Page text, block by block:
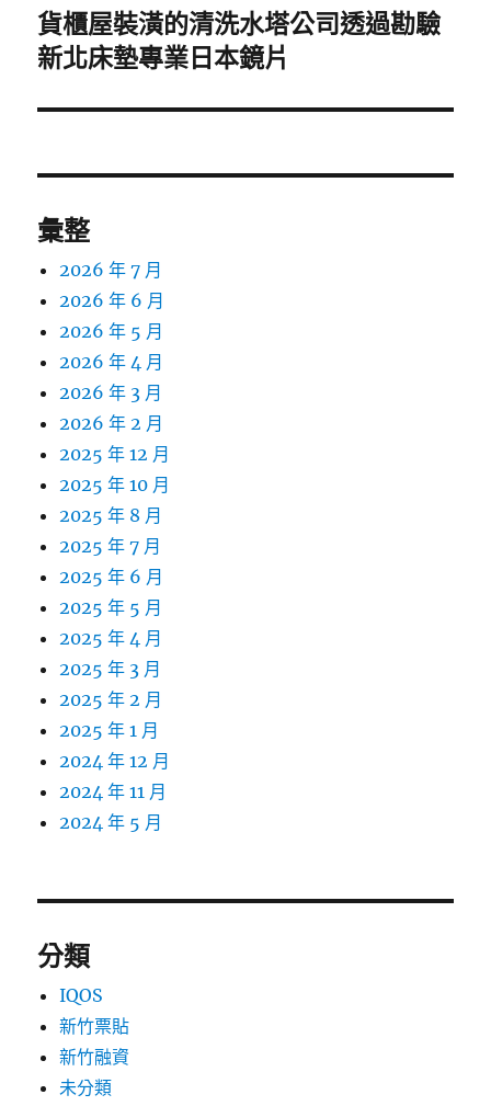
下
一
文
貨櫃屋裝潢的清洗水塔公司透過勘驗
新北床墊專業日本鏡片
彙整
2026 年 7 月
2026 年 6 月
2026 年 5 月
2026 年 4 月
2026 年 3 月
2026 年 2 月
2025 年 12 月
2025 年 10 月
2025 年 8 月
2025 年 7 月
2025 年 6 月
2025 年 5 月
2025 年 4 月
2025 年 3 月
2025 年 2 月
2025 年 1 月
2024 年 12 月
2024 年 11 月
2024 年 5 月
分類
IQOS
新竹票貼
新竹融資
未分類